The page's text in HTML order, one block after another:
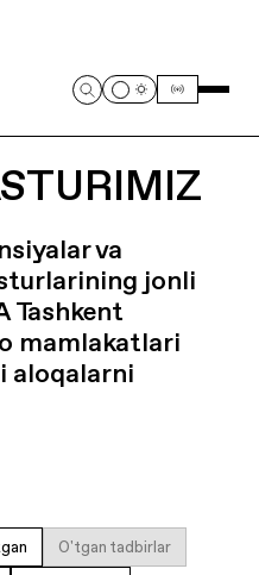
va
jonli
Tashkent
mamlakatlari
aloqalarni
O'tgan tadbirlar